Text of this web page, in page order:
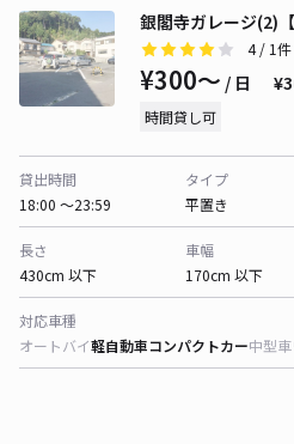
銀閣寺ガレージ(2)
4/ 1件
¥300〜 / 日
時間貸し可
貸出時間
18:00 〜23:59
タイプ
平置き
長さ
430cm 以下
車幅
170cm 以下
対応車種
オートバイ軽自動車コンパクトカー中型車